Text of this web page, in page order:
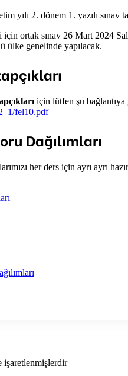
yılı 2. dönem 1. yazılı sınav
ortak sınav 26 Mart 2024
ülke genelinde yapılacak.
için lütfen şu bağlantıya
fel10.pdf
Dağılımları
her ders için ayrı ayrı
işaretlenmişlerdir